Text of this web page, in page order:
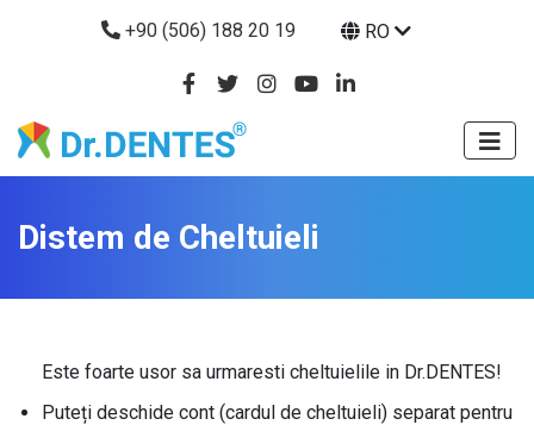
+90 (506) 188 20 19 RO
Distem de Cheltuieli
Este foarte usor sa urmaresti cheltuielile in Dr.DENTES!
Puteți deschide cont (cardul de cheltuieli) separat pentru